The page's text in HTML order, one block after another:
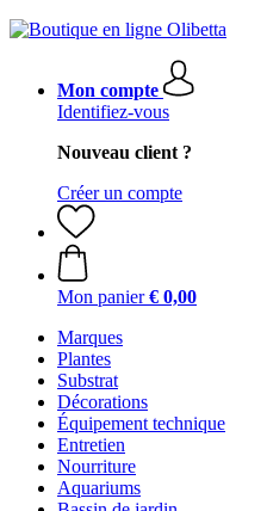
Mon compte
Identifiez-vous
Nouveau client ?
Créer un compte
Mon panier € 0,00
Marques
Plantes
Substrat
Décorations
Équipement technique
Entretien
Nourriture
Aquariums